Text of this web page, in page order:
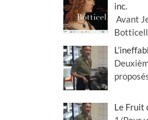
inc.
Avant
Le Fruit